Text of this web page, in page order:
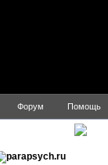
Форум Помощь